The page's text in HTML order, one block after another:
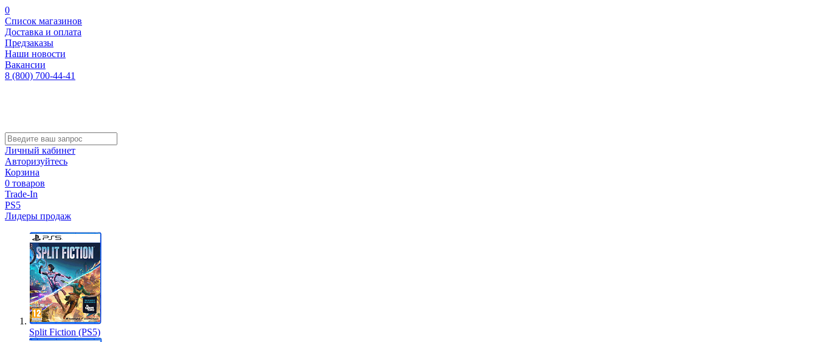
0
Список магазинов
Доставка и оплата
Предзаказы
Наши новости
Вакансии
8 (800) 700-44-41
Личный кабинет
Авторизуйтесь
Корзина
0 товаров
Trade-In
PS5
Лидеры продаж
Split Fiction (PS5)